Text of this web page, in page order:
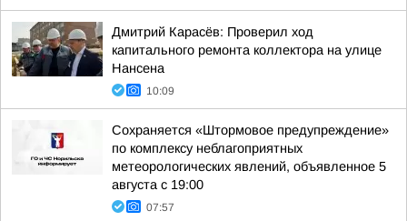
Дмитрий Карасёв: Проверил ход
капитального ремонта коллектора на улице
Нансена
10:09
Сохраняется «Штормовое предупреждение»
по комплексу неблагоприятных
метеорологических явлений, объявленное 5
августа с 19:00
07:57